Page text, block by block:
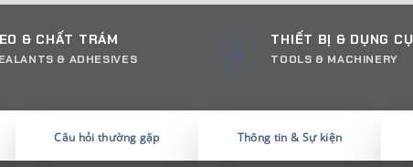
& CHẤT TRÁM
& ADHESIVES
THIẾT BỊ & DỤNG CỤ
TOOLS & MACHINERY
Câu hỏi thường gặp Thông tin & Sự kiện